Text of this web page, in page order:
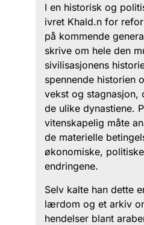
I en historisk og
ivret Khald.n for
på kommende
skrive om hele den
sivilisasjonens
spennende historien
vekst og stagnasjon,
de ulike dynastiene.
vitenskapelig måte
de materielle
økonomiske,
endringene.
Selv kalte han dette
lærdom og et arkiv
hendelser blant